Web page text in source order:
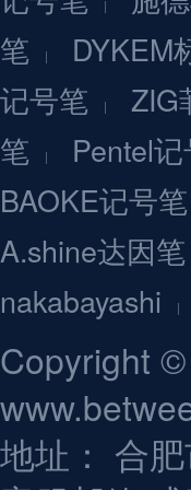
笔
DYKEM
记号笔
ZIG
笔
Pentel
BAOKE记号笔
A.shine达因笔
nakabayashi
Copyright
地址： 合